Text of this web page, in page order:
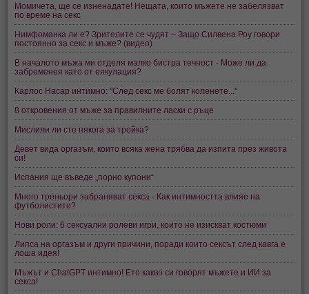
Момичета, ще се изненадате! Нещата, които мъжете не забелязват
по време на секс
Нимфоманка ли е? Зрителите се чудят – Защо Силвена Роу говори
постоянно за секс и мъже? (видео)
В началото мъжа ми отделя малко бистра течност - Може ли да
забременея като от еякулация?
Карлос Насар интимно: "След секс ме болят коленете..."
8 откровения от мъже за правилните ласки с ръце
Мислили ли сте някога за тройка?
Девет вида оргазъм, които всяка жена трябва да изпита през живота
си!
Испания ще въведе „порно купони“
Много треньори забраняват секса - Как интимността влияе на
футболистите?
Нови роли: 6 сексуални ролеви игри, които не изискват костюми
Липса на оргазъм и други причини, поради които сексът след кавга е
лоша идея!
Мъжът и ChatGPT интимно! Ето какво си говорят мъжете и ИИ за
секса!